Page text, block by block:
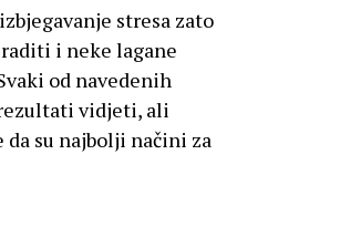
stresa zato
i neke lagane
od navedenih
vidjeti, ali
su najbolji načini za